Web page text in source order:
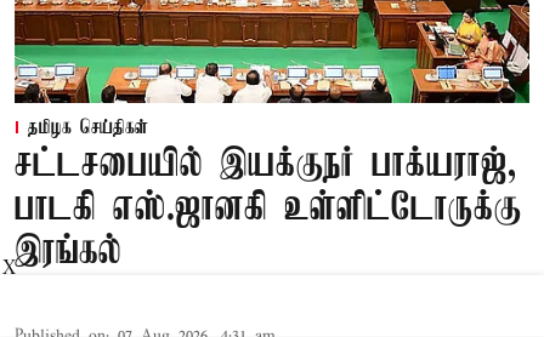
தமிழக செய்திகள்
சட்டசபையில் இயக்குநர் பாக்யராஜ்,
பாடகி எஸ்.ஜானகி உள்ளிட்டோருக்கு
இரங்கல்
X